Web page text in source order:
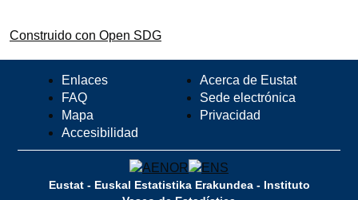
Construido con Open SDG
Enlaces
FAQ
Mapa
Accesibilidad
Acerca de Eustat
Sede electrónica
Privacidad
Eustat - Euskal Estatistika Erakundea - Instituto